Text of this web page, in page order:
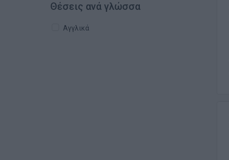
Θέσεις ανά γλώσσα
Αγγλικά